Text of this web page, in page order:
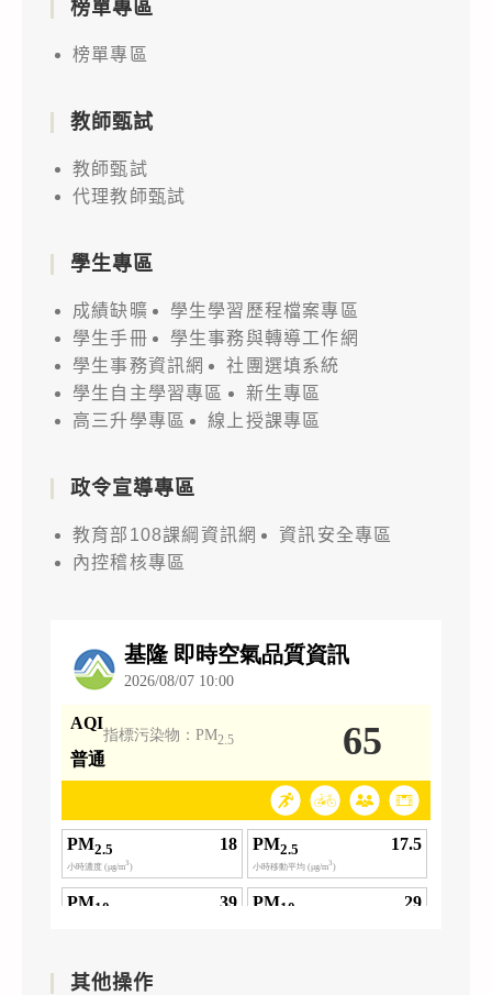
榜單專區
榜單專區
教師甄試
教師甄試
代理教師甄試
學生專區
成績缺曠
學生學習歷程檔案專區
學生手冊
學生事務與轉導工作網
學生事務資訊網
社團選填系統
學生自主學習專區
新生專區
高三升學專區
線上授課專區
政令宣導專區
教育部108課綱資訊網
資訊安全專區
內控稽核專區
其他操作